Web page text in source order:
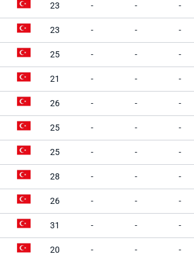
23 - - -
23 - - -
25 - - -
21 - - -
26 - - -
25 - - -
25 - - -
28 - - -
26 - - -
31 - - -
20 - - -